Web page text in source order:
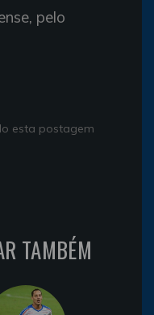
pelo
esta postagem
TAMBÉM